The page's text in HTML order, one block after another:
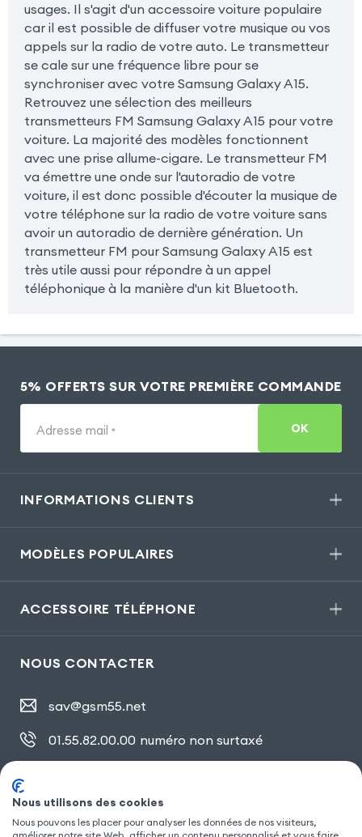
usages. Il s'agit d'un accessoire voiture populaire
car il est possible de diffuser votre musique ou vos
appels sur la radio de votre auto. Le transmetteur
se cale sur une fréquence libre pour se
synchroniser avec votre Samsung Galaxy A15.
Retrouvez une sélection des meilleurs
transmetteurs FM Samsung Galaxy A15 pour votre
voiture. La majorité des modèles fonctionnent
avec une prise allume-cigare. Le transmetteur FM
va émettre une onde sur l'autoradio de votre
voiture, il est donc possible d'écouter la musique de
votre téléphone sur la radio de votre voiture sans
avoir un autoradio de dernière génération. Un
transmetteur FM pour Samsung Galaxy A15 est
très utile aussi pour répondre à un appel
téléphonique à la manière d'un kit Bluetooth.
5% OFFERTS SUR VOTRE PREMIÈRE COMMANDE
Adresse mail * OK
INFORMATIONS CLIENTS
MODÈLES POPULAIRES
ACCESSOIRE TÉLÉPHONE
NOUS CONTACTER
sav@gsm55.net
01.55.82.00.00 numéro non surtaxé
Nous utilisons des cookies
Nous pouvons les placer pour analyser les données de nos visiteurs,